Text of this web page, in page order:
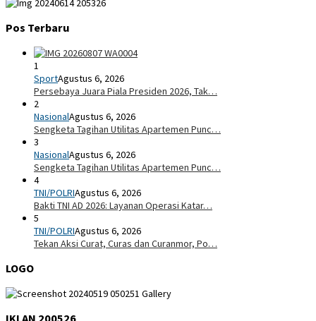
Pos Terbaru
1
SportAgustus 6, 2026
Persebaya Juara Piala Presiden 2026, Tak…
2
NasionalAgustus 6, 2026
Sengketa Tagihan Utilitas Apartemen Punc…
3
NasionalAgustus 6, 2026
Sengketa Tagihan Utilitas Apartemen Punc…
4
TNI/POLRIAgustus 6, 2026
Bakti TNI AD 2026: Layanan Operasi Katar…
5
TNI/POLRIAgustus 6, 2026
Tekan Aksi Curat, Curas dan Curanmor, Po…
LOGO
IKLAN 200526